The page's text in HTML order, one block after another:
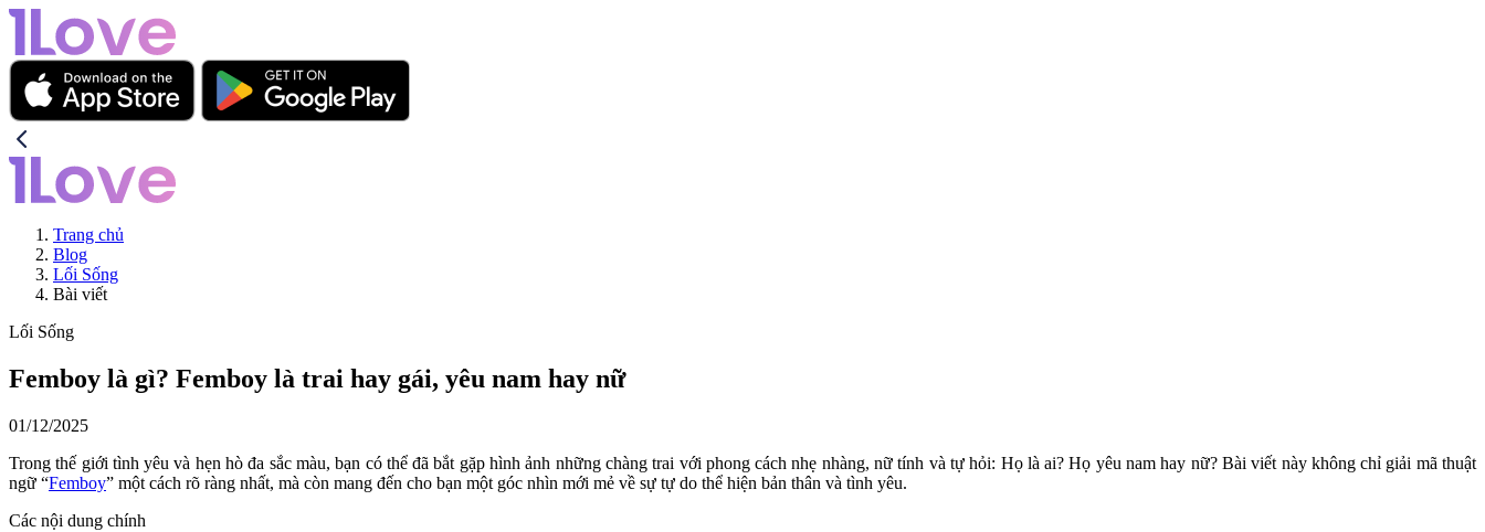
Trang chủ
Blog
Lối Sống
Bài viết
Lối Sống
Femboy là gì? Femboy là trai hay gái, yêu nam hay nữ
01/12/2025
Trong thế giới tình yêu và hẹn hò đa sắc màu, bạn có thể đã bắt gặp hình ảnh những chàng trai với phong cách nhẹ nhàng, nữ tính và tự hỏi: Họ là ai? Họ yêu nam hay nữ? Bài viết này không chỉ giải mã thuật
ngữ “Femboy” một cách rõ ràng nhất, mà còn mang đến cho bạn một góc nhìn mới mẻ về sự tự do thể hiện bản thân và tình yêu.
Các nội dung chính